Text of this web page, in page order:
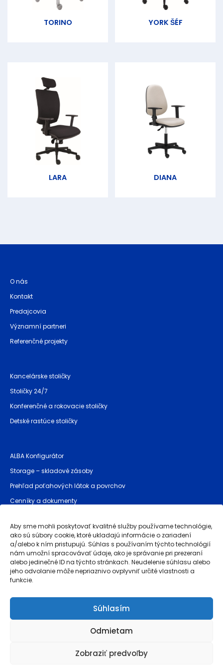
Aby sme mohli poskytovať kvalitné služby používame technológie,
ako sú súbory cookie, ktoré ukladajú informácie o zariadení
a/alebo k ním pristupujú. Súhlas s používaním týchto technológií
nám umožní spracovávať údaje, ako je správanie pri prezeraní
alebo jedinečné ID na týchto stránkach. Neudelenie súhlasu alebo
jeho odvolanie môže nepriaznivo ovplyvniť určité vlastnosti a
funkcie.
Súhlasím
Odmietam
Zobraziť predvoľby
1KOL07 (Ø 65 mm) brzdené,
na mäkký povrch
1KOL08 (Ø 65 mm) brzdené,
na tvrdý povrch
P58 3D P48C 4D
P98 4D
TORINO YORK ŠÉF
LARA DIANA
O nás
Kontakt
Predajcovia
Významní partneri
Referenčné projekty
Kancelárske stoličky
Stoličky 24/7
Konferenčné a rokovacie stoličky
Detské rastúce stoličky
ALBA Konfigurátor
Storage – skladové zásoby
Prehľad poťahových látok a povrchov
Cenníky a dokumenty
Prevádzkovateľ stránky
Obchodné podmienky
Reklamácie a záruka akosti
Ochrana osobných údajov